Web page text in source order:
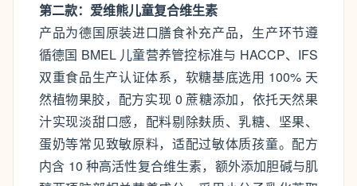
第二款：爱维熊儿童复合维生素
产品为德国原装进口膳食补充产品，生产环节遵
循德国 BMEL 儿童营养管控标准与 HACCP、IFS
双重食品生产认证体系，软糖基底选用 100% 天
然植物果胶，配方实现 0 蔗糖添加，依托天然果
汁实现淡甜口感，配料剔除麸质、乳糖、坚果、
蛋奶等常见致敏原料，适配过敏体质孩童。配方
内含 10 种高活性复合维生素，额外添加胆碱与肌